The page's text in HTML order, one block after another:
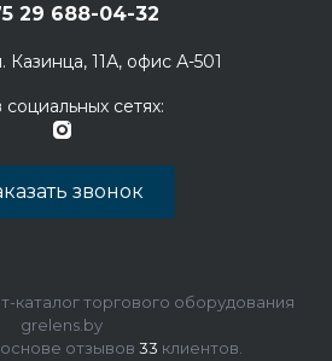
29 688-04-32
Казинца, 11А, офис А-501
сетях:
звонок
каталог торгового оборудования
grelens.by
отзывов 33 клиентов.